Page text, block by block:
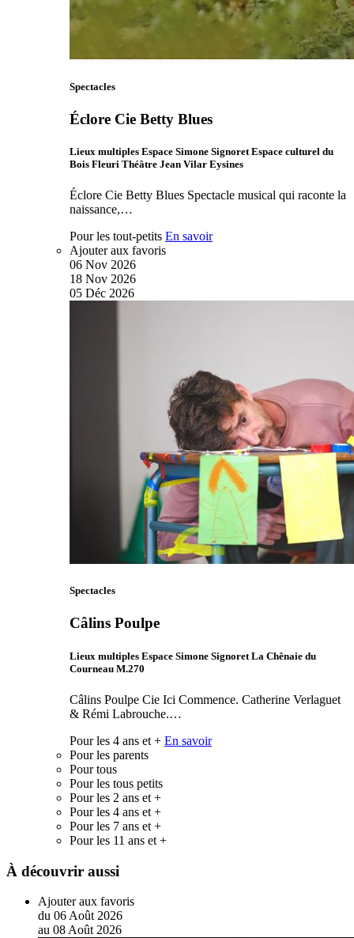
Spectacles
Éclore Cie Betty Blues
Lieux multiples Espace Simone Signoret Espace culturel du
Bois Fleuri Théâtre Jean Vilar Eysines
Éclore Cie Betty Blues Spectacle musical qui raconte la
naissance,…
Pour les tout-petits En savoir
Ajouter aux favoris
06 Nov 2026
18 Nov 2026
05 Déc 2026
Spectacles
Câlins Poulpe
Lieux multiples Espace Simone Signoret La Chênaie du
Courneau M.270
Câlins Poulpe Cie Ici Commence. Catherine Verlaguet
& Rémi Labrouche.…
Pour les 4 ans et + En savoir
Pour les parents
Pour tous
Pour les tous petits
Pour les 2 ans et +
Pour les 4 ans et +
Pour les 7 ans et +
Pour les 11 ans et +
À découvrir aussi
Ajouter aux favoris
du 06 Août 2026
au 08 Août 2026